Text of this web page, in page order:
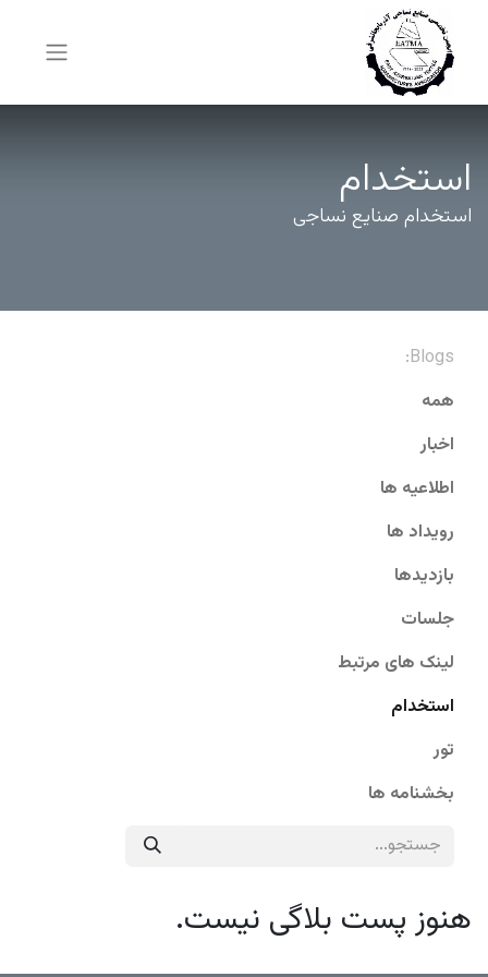
استخدام
استخدام صنایع نساجی
Blogs:
همه
اخبار
اطلاعیه ها
رویداد ها
بازدیدها
جلسات
لینک های مرتبط
استخدام
تور
بخشنامه ها
هنوز پست بلاگی نیست.